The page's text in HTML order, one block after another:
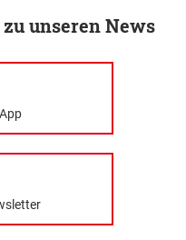
unseren News